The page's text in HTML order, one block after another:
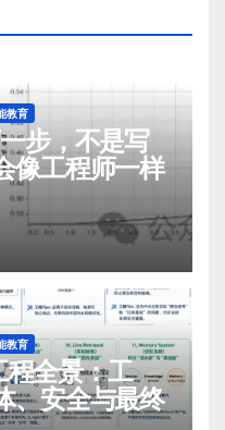
教育
步，不是写
像工程师一样
教育
全景：工
、安全与最终